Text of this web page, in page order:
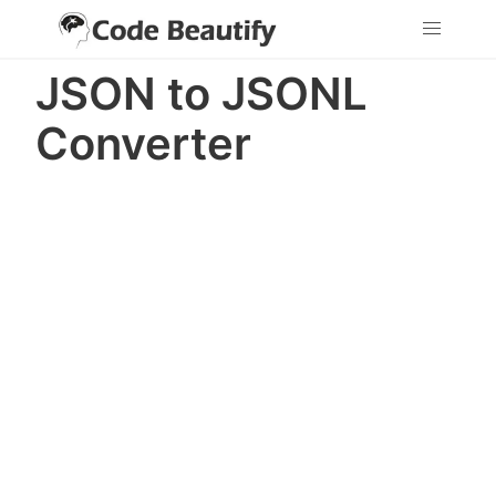
JSON to JSONL
Converter